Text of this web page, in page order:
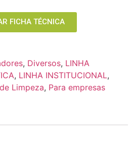
FICHA TÉCNICA
, Diversos, LINHA
, LINHA INSTITUCIONAL,
Limpeza, Para empresas